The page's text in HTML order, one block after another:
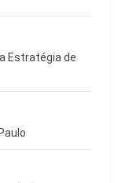
Estratégia de